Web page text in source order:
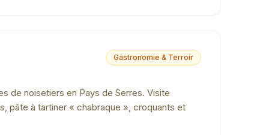
Gastronomie & Terroir
de noisetiers en Pays de Serres. Visite
pâte à tartiner « chabraque », croquants et